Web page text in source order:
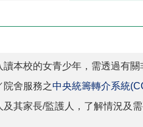
本校的女青少年，需透過有
院舍服務之中央統籌轉介系統
其家長/監護人，了解情況及